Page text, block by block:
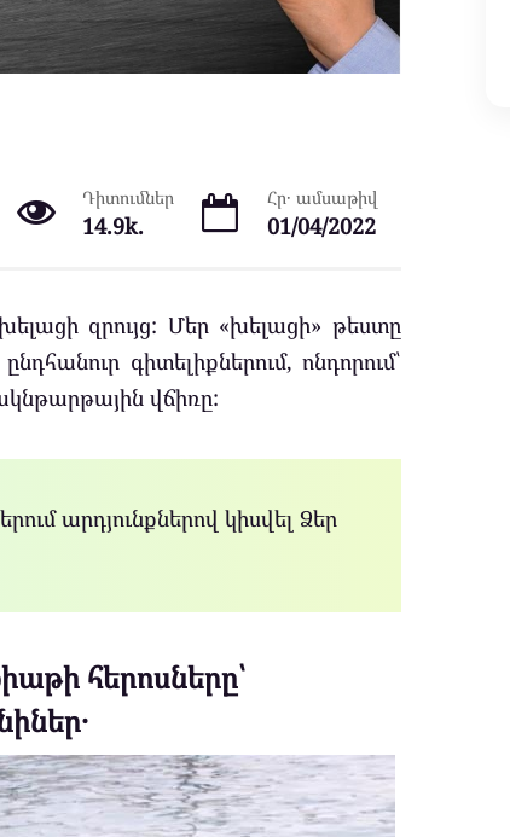
Դիտումներ
14.9k.
Հր․ ամսաթիվ
01/04/2022
զրույց: Մեր «խելացի» թեստը
գիտելիքներում, ոնդորում՝
վճիռը:
արդյունքներով կիսվել Ձեր
հերոսները՝